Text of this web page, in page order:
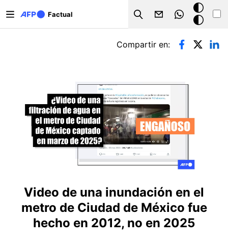
Factual
Search
Modo
oscuro
Solapas principales
Compartir en:
Video de una inundación en el
metro de Ciudad de México fue
hecho en 2012, no en 2025